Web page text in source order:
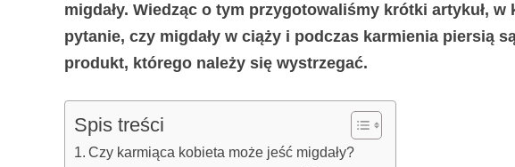
migdały. Wiedząc o tym przygotowaliśmy krótki artykuł,
pytanie, czy migdały w ciąży i podczas karmienia piersią
produkt, którego należy się wystrzegać.
Spis treści
Czy karmiąca kobieta może jeść migdały?